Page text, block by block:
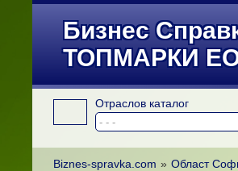
Бизнес
ТОПМАРКИ
Отраслов каталог
Biznes-spravka.com » Област